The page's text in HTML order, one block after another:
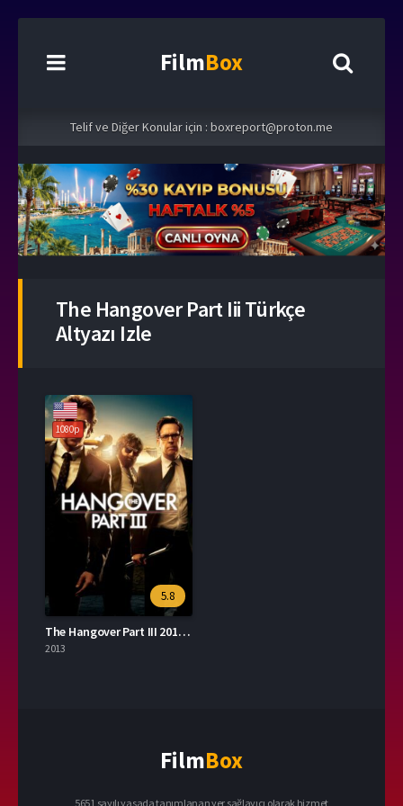
FilmBox
Telif ve Diğer Konular için : boxreport@proton.me
The Hangover Part Iii Türkçe
Altyazı Izle
1080p
5.8
The Hangover Part III 2013 – Felekten Bir Gece 3 1080p Turkce Altyazi izle
2013
FilmBox
5651 sayılı yasada tanımlanan yer sağlayıcı olarak hizmet